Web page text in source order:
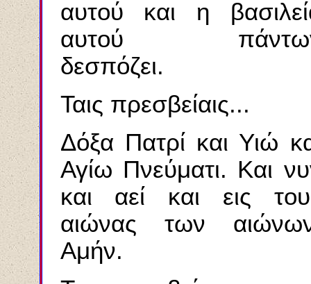
αυτού και η
αυτού
δεσπόζει.
Ταις πρεσβείαις...
Δόξα Πατρί και Υιώ
Αγίω Πνεύματι. Και
και αεί και εις
αιώνας των
Αμήν.